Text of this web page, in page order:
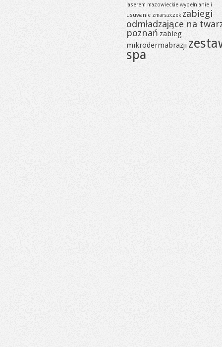
laserem mazowieckie wypełnianie i
usuwanie zmarszczek zabiegi
odmładzające na
poznań zabieg
mikrodermabrazji
spa